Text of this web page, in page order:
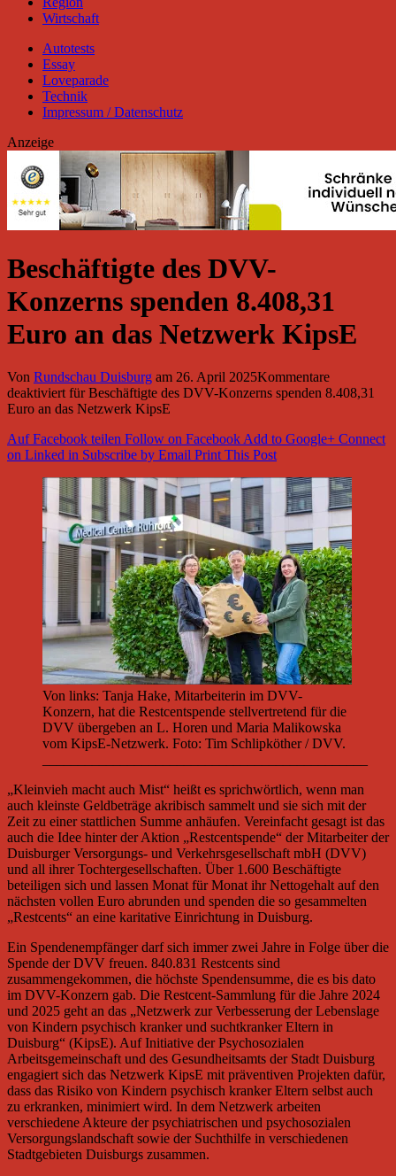
Wirtschaft
Autotests
Essay
Loveparade
Technik
Impressum / Datenschutz
Anzeige
Beschäftigte des DVV-
Konzerns spenden 8.408,31
Euro an das Netzwerk KipsE
Von Rundschau Duisburg am 26. April 2025Kommentare
deaktiviertfür Beschäftigte des DVV-Konzerns spenden 8.408,31
Euro an das Netzwerk KipsE
Auf Facebook teilen Follow on FacebookAdd to Google+ Connect
on Linked in Subscribe by Email Print This Post
Von links: Tanja Hake, Mitarbeiterin im DVV-
Konzern, hat die Restcentspende stellvertretend für die
DVV übergeben an L. Horen und Maria Malikowska
vom KipsE-Netzwerk. Foto: Tim Schlipköther / DVV.
„Kleinvieh macht auch Mist“ heißt es sprichwörtlich, wenn man
auch kleinste Geldbeträge akribisch sammelt und sie sich mit der
Zeit zu einer stattlichen Summe anhäufen. Vereinfacht gesagt ist das
auch die Idee hinter der Aktion „Restcentspende“ der Mitarbeiter der
Duisburger Versorgungs- und Verkehrsgesellschaft mbH (DVV)
und all ihrer Tochtergesellschaften. Über 1.600 Beschäftigte
beteiligen sich und lassen Monat für Monat ihr Nettogehalt auf den
nächsten vollen Euro abrunden und spenden die so gesammelten
„Restcents“ an eine karitative Einrichtung in Duisburg.
Ein Spendenempfänger darf sich immer zwei Jahre in Folge über die
Spende der DVV freuen. 840.831 Restcents sind
zusammengekommen, die höchste Spendensumme, die es bis dato
im DVV-Konzern gab. Die Restcent-Sammlung für die Jahre 2024
und 2025 geht an das „Netzwerk zur Verbesserung der Lebenslage
von Kindern psychisch kranker und suchtkranker Eltern in
Duisburg“ (KipsE). Auf Initiative der Psychosozialen
Arbeitsgemeinschaft und des Gesundheitsamts der Stadt Duisburg
engagiert sich das Netzwerk KipsE mit präventiven Projekten dafür,
dass das Risiko von Kindern psychisch kranker Eltern selbst auch
zu erkranken, minimiert wird. In dem Netzwerk arbeiten
verschiedene Akteure der psychiatrischen und psychosozialen
Versorgungslandschaft sowie der Suchthilfe in verschiedenen
Stadtgebieten Duisburgs zusammen.